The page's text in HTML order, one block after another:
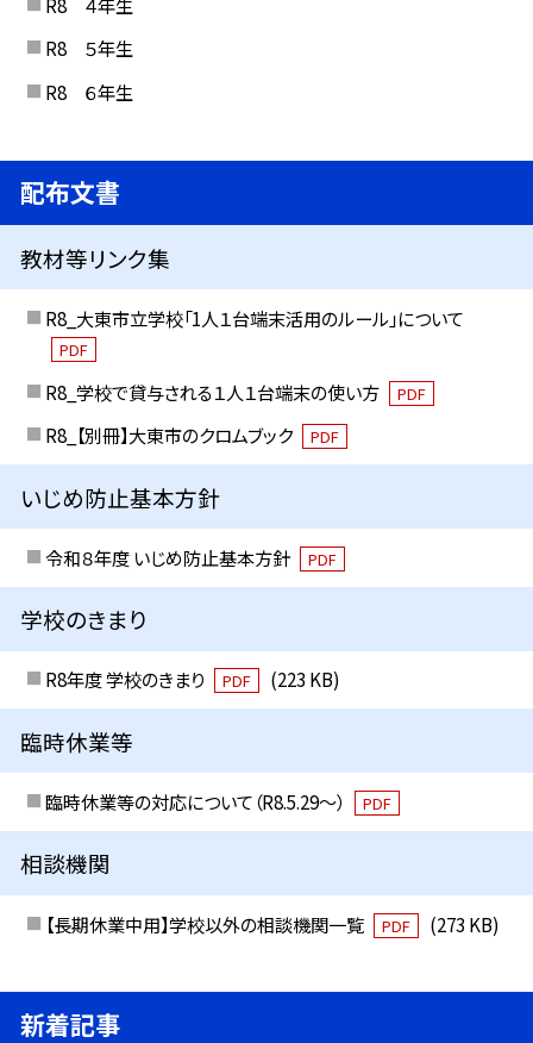
R8 ５年生
R8 ６年生
配布文書
教材等リンク集
R8_大東市立学校「1人１台端末活用のルール」について
PDF
R8_学校で貸与される１人１台端末の使い方 PDF
R8_【別冊】大東市のクロムブック PDF
いじめ防止基本方針
令和８年度 いじめ防止基本方針 PDF
学校のきまり
R8年度 学校のきまり PDF (223 KB)
臨時休業等
臨時休業等の対応について（R8.5.29～） PDF
相談機関
【長期休業中用】学校以外の相談機関一覧 PDF (273 KB)
新着記事